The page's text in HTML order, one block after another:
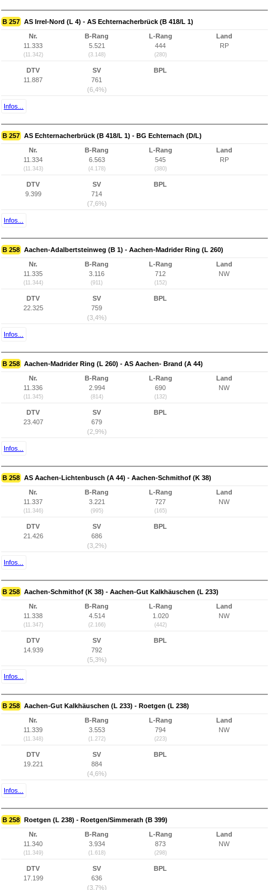
B 257 AS Irrel-Nord (L 4) - AS Echternacherbrück (B 418/L 1)
Nr.
11.333
(11.342)
B-Rang
5.521
(3.148)
L-Rang
444
(280)
Land
RP
DTV
11.887
SV
761
(6,4%)
BPL
Infos...
B 257 AS Echternacherbrück (B 418/L 1) - BG Echternach (D/L)
Nr.
11.334
(11.343)
B-Rang
6.563
(4.178)
L-Rang
545
(380)
Land
RP
DTV
9.399
SV
714
(7,6%)
BPL
Infos...
B 258 Aachen-Adalbertsteinweg (B 1) - Aachen-Madrider Ring (L 260)
Nr.
11.335
(11.344)
B-Rang
3.116
(911)
L-Rang
712
(152)
Land
NW
DTV
22.325
SV
759
(3,4%)
BPL
Infos...
B 258 Aachen-Madrider Ring (L 260) - AS Aachen- Brand (A 44)
Nr.
11.336
(11.345)
B-Rang
2.994
(814)
L-Rang
690
(132)
Land
NW
DTV
23.407
SV
679
(2,9%)
BPL
Infos...
B 258 AS Aachen-Lichtenbusch (A 44) - Aachen-Schmithof (K 38)
Nr.
11.337
(11.346)
B-Rang
3.221
(995)
L-Rang
727
(165)
Land
NW
DTV
21.426
SV
686
(3,2%)
BPL
Infos...
B 258 Aachen-Schmithof (K 38) - Aachen-Gut Kalkhäuschen (L 233)
Nr.
11.338
(11.347)
B-Rang
4.514
(2.166)
L-Rang
1.020
(442)
Land
NW
DTV
14.939
SV
792
(5,3%)
BPL
Infos...
B 258 Aachen-Gut Kalkhäuschen (L 233) - Roetgen (L 238)
Nr.
11.339
(11.348)
B-Rang
3.553
(1.272)
L-Rang
794
(223)
Land
NW
DTV
19.221
SV
884
(4,6%)
BPL
Infos...
B 258 Roetgen (L 238) - Roetgen/Simmerath (B 399)
Nr.
11.340
(11.349)
B-Rang
3.934
(1.618)
L-Rang
873
(298)
Land
NW
DTV
17.199
SV
636
(3,7%)
BPL